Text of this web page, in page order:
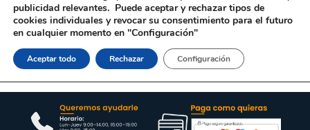
Lo sentimos no hemos encontrado productos asociados a tu
publicidad relevantes. Puede aceptar y rechazar tipos de
cookies individuales y revocar su consentimiento para el futuro
en cualquier momento en "Configuración"
Aceptar todo Rechazar Configuración